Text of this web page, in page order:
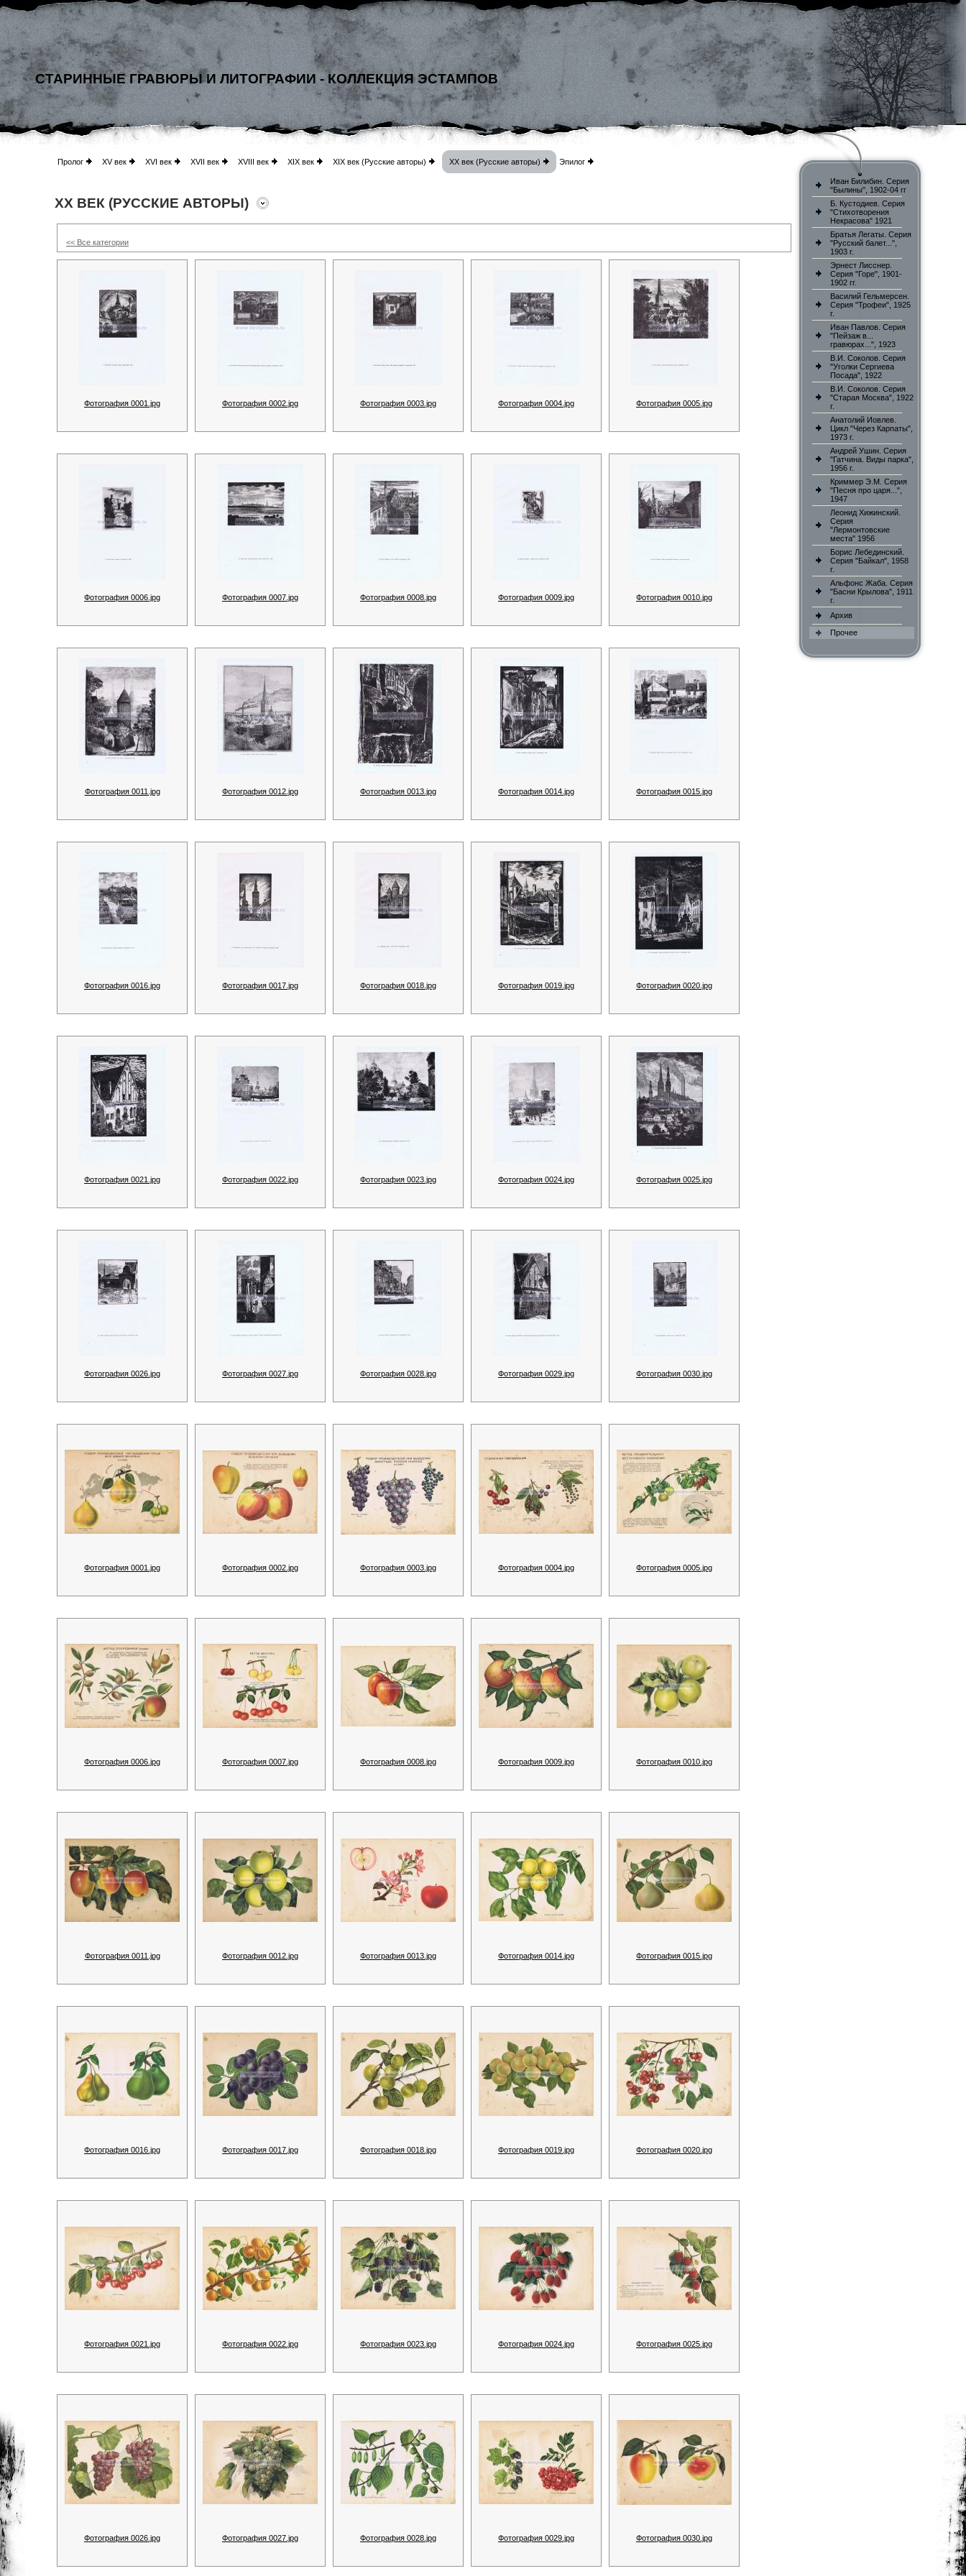
СТАРИННЫЕ ГРАВЮРЫ И ЛИТОГРАФИИ - КОЛЛЕКЦИЯ ЭСТАМПОВ
Пролог XV век XVI век XVII век XVIII век XIX век XIX век (Русские авторы) XX век (Русские авторы) Эпилог
XX ВЕК (РУССКИЕ АВТОРЫ)
<< Все категории
Фотография 0001.jpg Фотография 0002.jpg Фотография 0003.jpg Фотография 0004.jpg Фотография 0005.jpg
Фотография 0006.jpg Фотография 0007.jpg Фотография 0008.jpg Фотография 0009.jpg Фотография 0010.jpg
Фотография 0011.jpg Фотография 0012.jpg Фотография 0013.jpg Фотография 0014.jpg Фотография 0015.jpg
Фотография 0016.jpg Фотография 0017.jpg Фотография 0018.jpg Фотография 0019.jpg Фотография 0020.jpg
Фотография 0021.jpg Фотография 0022.jpg Фотография 0023.jpg Фотография 0024.jpg Фотография 0025.jpg
Фотография 0026.jpg Фотография 0027.jpg Фотография 0028.jpg Фотография 0029.jpg Фотография 0030.jpg
Фотография 0001.jpg Фотография 0002.jpg Фотография 0003.jpg Фотография 0004.jpg Фотография 0005.jpg
Фотография 0006.jpg Фотография 0007.jpg Фотография 0008.jpg Фотография 0009.jpg Фотография 0010.jpg
Фотография 0011.jpg Фотография 0012.jpg Фотография 0013.jpg Фотография 0014.jpg Фотография 0015.jpg
Фотография 0016.jpg Фотография 0017.jpg Фотография 0018.jpg Фотография 0019.jpg Фотография 0020.jpg
Фотография 0021.jpg Фотография 0022.jpg Фотография 0023.jpg Фотография 0024.jpg Фотография 0025.jpg
Фотография 0026.jpg Фотография 0027.jpg Фотография 0028.jpg Фотография 0029.jpg Фотография 0030.jpg
Иван Билибин. Серия
"Былины", 1902-04 гг
Б. Кустодиев. Серия
"Стихотворения
Некрасова" 1921
Братья Легаты. Серия
"Русский балет...",
1903 г.
Эрнест Лисснер.
Серия "Горе", 1901-
1902 гг.
Василий Гельмерсен.
Серия "Трофеи", 1925
г.
Иван Павлов. Серия
"Пейзаж в...
гравюрах...", 1923
В.И. Соколов. Серия
"Уголки Сергиева
Посада", 1922
В.И. Соколов. Серия
"Старая Москва", 1922
г.
Анатолий Иовлев.
Цикл "Через Карпаты",
1973 г.
Андрей Ушин. Серия
"Гатчина. Виды парка",
1956 г.
Криммер Э.М. Серия
"Песня про царя...",
1947
Леонид Хижинский.
Серия
"Лермонтовские
места" 1956
Борис Лебединский.
Серия "Байкал", 1958
г.
Альфонс Жаба. Серия
"Басни Крылова", 1911
г.
Архив
Прочее